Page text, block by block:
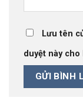
Lưu tên
duyệt này